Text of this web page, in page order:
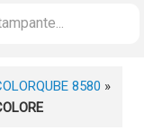
8580 »